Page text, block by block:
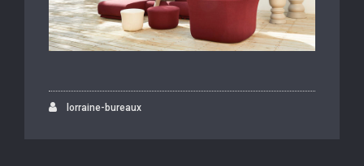
lorraine-bureaux